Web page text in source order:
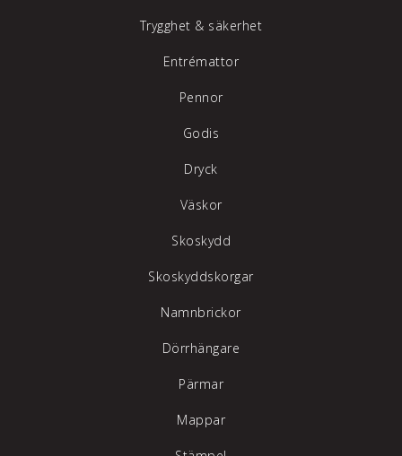
Trygghet & säkerhet
Entrémattor
Pennor
Godis
Dryck
Väskor
Skoskydd
Skoskyddskorgar
Namnbrickor
Dörrhängare
Pärmar
Mappar